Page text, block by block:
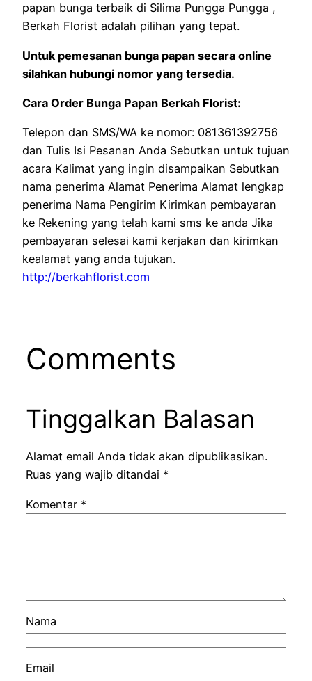
papan bunga terbaik di Silima Pungga Pungga ,
Berkah Florist adalah pilihan yang tepat.
Untuk pemesanan bunga papan secara online
silahkan hubungi nomor yang tersedia.
Cara Order Bunga Papan Berkah Florist:
Telepon dan SMS/WA ke nomor: 081361392756
dan Tulis Isi Pesanan Anda Sebutkan untuk tujuan
acara Kalimat yang ingin disampaikan Sebutkan
nama penerima Alamat Penerima Alamat lengkap
penerima Nama Pengirim Kirimkan pembayaran
ke Rekening yang telah kami sms ke anda Jika
pembayaran selesai kami kerjakan dan kirimkan
kealamat yang anda tujukan.
http://berkahflorist.com
Comments
Tinggalkan Balasan
Alamat email Anda tidak akan dipublikasikan.
Ruas yang wajib ditandai *
Komentar *
Nama
Email